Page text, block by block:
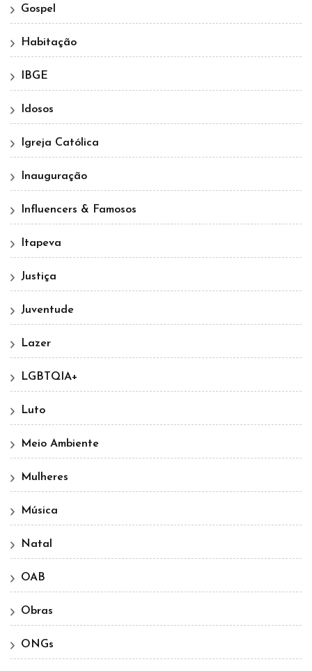
Gospel
Habitação
IBGE
Idosos
Igreja Católica
Inauguração
Influencers & Famosos
Itapeva
Justiça
Juventude
Lazer
LGBTQIA+
Luto
Meio Ambiente
Mulheres
Música
Natal
OAB
Obras
ONGs